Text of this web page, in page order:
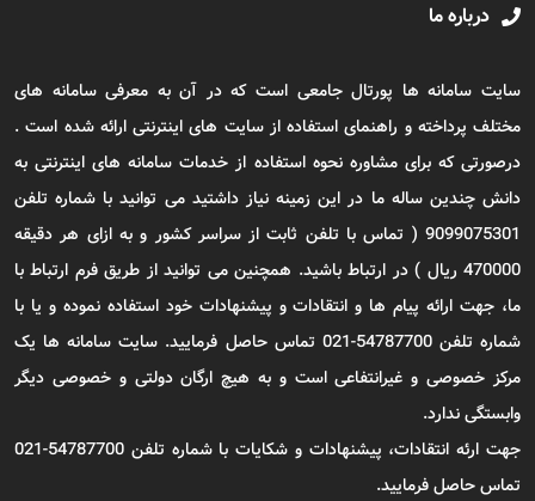
درباره ما
سایت سامانه ها پورتال جامعی است که در آن به معرفی سامانه های
مختلف پرداخته و راهنمای استفاده از سایت های اینترنتی ارائه شده است .
درصورتی که برای مشاوره نحوه استفاده از خدمات سامانه های اینترنتی به
دانش چندین ساله ما در این زمینه نیاز داشتید می توانید با شماره تلفن
9099075301 ( تماس با تلفن ثابت از سراسر کشور و به ازای هر دقیقه
470000 ریال ) در ارتباط باشید. همچنین می توانید از طریق فرم ارتباط با
ما، جهت ارائه پیام ها و انتقادات و پیشنهادات خود استفاده نموده و یا با
شماره تلفن 54787700-021 تماس حاصل فرمایید. سایت سامانه ها یک
مرکز خصوصی و غیرانتفاعی است و به هیچ ارگان دولتی و خصوصی دیگر
وابستگی ندارد.
جهت ارئه انتقادات، پیشنهادات و شکایات با شماره تلفن 54787700-021
تماس حاصل فرمایید.